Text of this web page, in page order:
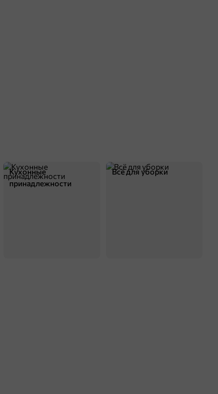
Кухонные
принадлежности
Всё для уборки